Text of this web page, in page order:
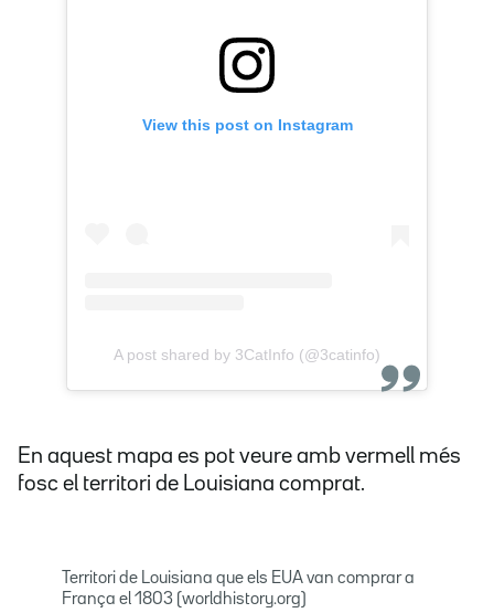
View this post on Instagram
A post shared by 3CatInfo (@3catinfo)
En aquest mapa es pot veure amb vermell més
fosc el territori de Louisiana comprat.
Territori de Louisiana que els EUA van comprar a
França el 1803 (worldhistory.org)